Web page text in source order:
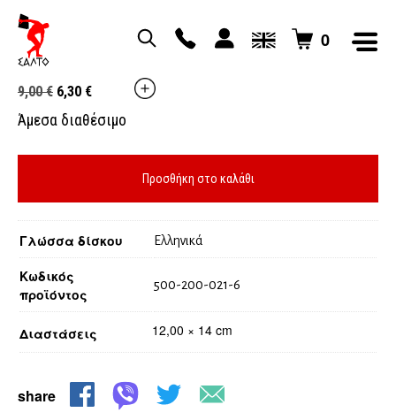
0
ΠΑΛΙΑ ΠΑΡΑΔΟΣΙΑΚΑ ΤΡΑΓΟΥΔΙΑ
9,00€ Original
price
9,00 €.
6,30 €Η
τρέχουσα
τιμή
είναι:
Άμεσα διαθέσιμο
Προσθήκη στο καλάθι
Διαστάσεις 12,00 × 14 cm
Γλώσσα δίσκου Ελληνικά
Κωδικός
προϊόντος
500-200-021-6
share